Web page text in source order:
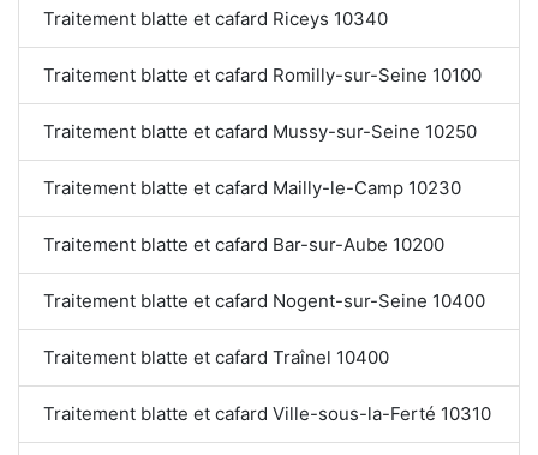
Traitement blatte et cafard Riceys 10340
Traitement blatte et cafard Romilly-sur-Seine 10100
Traitement blatte et cafard Mussy-sur-Seine 10250
Traitement blatte et cafard Mailly-le-Camp 10230
Traitement blatte et cafard Bar-sur-Aube 10200
Traitement blatte et cafard Nogent-sur-Seine 10400
Traitement blatte et cafard Traînel 10400
Traitement blatte et cafard Ville-sous-la-Ferté 10310